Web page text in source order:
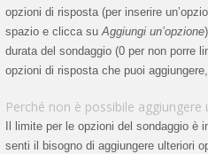
opzioni di risposta (per inserire
spazio e clicca suAggiungi un’opzione
durata del sondaggio (0 per non porre
opzioni di risposta che puoi
Perché non è possibile
Il limite per le opzioni del sondaggio è
senti il bisogno di aggiungere ulteriori